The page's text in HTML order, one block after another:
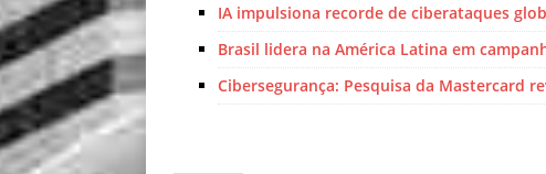
IA impulsiona recorde de ciberataques
Brasil lidera na América Latina em
Cibersegurança: Pesquisa da Mastercard